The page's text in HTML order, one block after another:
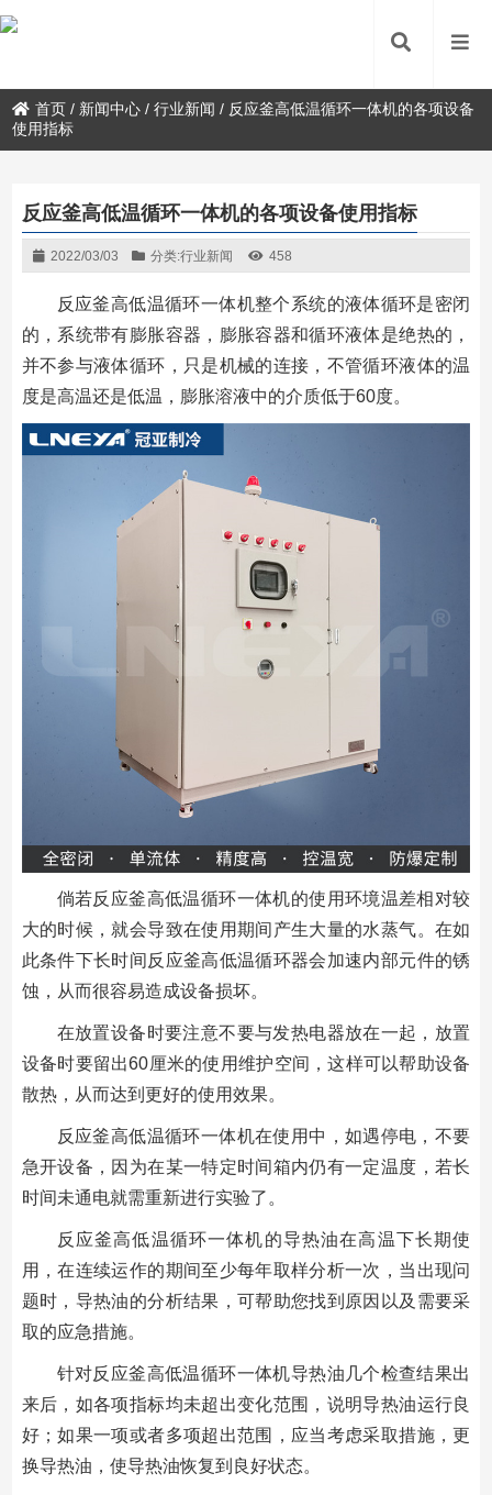
首页 / 新闻中心 /行业新闻 / 反应釜高低温循环一体机的各项设备
使用指标
反应釜高低温循环一体机的各项设备使用指标
2022/03/03 分类:行业新闻 458
反应釜高低温循环一体机整个系统的液体循环是密闭
的，系统带有膨胀容器，膨胀容器和循环液体是绝热的，
并不参与液体循环，只是机械的连接，不管循环液体的温
度是高温还是低温，膨胀溶液中的介质低于60度。
倘若反应釜高低温循环一体机的使用环境温差相对较
大的时候，就会导致在使用期间产生大量的水蒸气。在如
此条件下长时间反应釜高低温循环器会加速内部元件的锈
蚀，从而很容易造成设备损坏。
在放置设备时要注意不要与发热电器放在一起，放置
设备时要留出60厘米的使用维护空间，这样可以帮助设备
散热，从而达到更好的使用效果。
反应釜高低温循环一体机在使用中，如遇停电，不要
急开设备，因为在某一特定时间箱内仍有一定温度，若长
时间未通电就需重新进行实验了。
反应釜高低温循环一体机的导热油在高温下长期使
用，在连续运作的期间至少每年取样分析一次，当出现问
题时，导热油的分析结果，可帮助您找到原因以及需要采
取的应急措施。
针对反应釜高低温循环一体机导热油几个检查结果出
来后，如各项指标均未超出变化范围，说明导热油运行良
好；如果一项或者多项超出范围，应当考虑采取措施，更
换导热油，使导热油恢复到良好状态。